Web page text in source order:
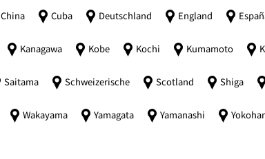
China Cuba Deutschland England
Kanagawa Kobe Kochi Kumamoto
Saitama Schweizerische Scotland Shiga
Wakayama Yamagata Yamanashi